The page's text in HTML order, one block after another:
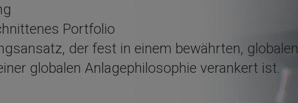
Portfolio
der fest in einem bewährten, globalen
globalen Anlagephilosophie verankert ist.